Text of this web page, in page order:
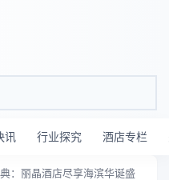
讯 行业探究 酒店专栏
：丽晶酒店尽享海滨华诞盛